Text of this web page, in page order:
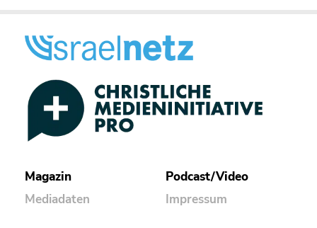
Magazin
Mediadaten
Podcast/Video
Impressum